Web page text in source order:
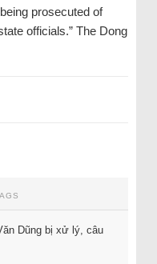
prosecuted of
officials.” The Dong
Dũng bị xử lý, câu